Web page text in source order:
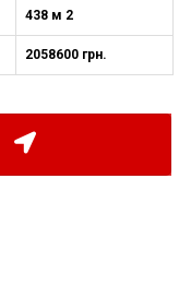
438 м 2
2058600 грн.